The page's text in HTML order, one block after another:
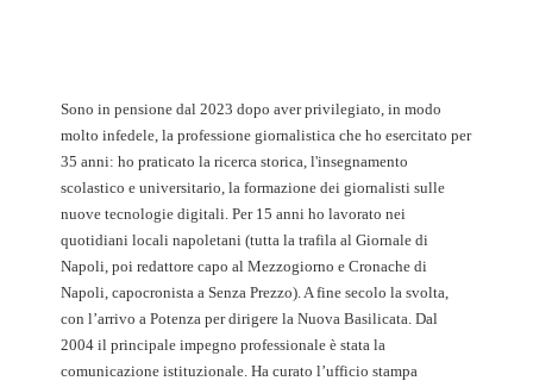
Sono in pensione dal 2023 dopo aver privilegiato, in modo
molto infedele, la professione giornalistica che ho esercitato per
35 anni: ho praticato la ricerca storica, l'insegnamento
scolastico e universitario, la formazione dei giornalisti sulle
nuove tecnologie digitali. Per 15 anni ho lavorato nei
quotidiani locali napoletani (tutta la trafila al Giornale di
Napoli, poi redattore capo al Mezzogiorno e Cronache di
Napoli, capocronista a Senza Prezzo). A fine secolo la svolta,
con l’arrivo a Potenza per dirigere la Nuova Basilicata. Dal
2004 il principale impegno professionale è stata la
comunicazione istituzionale. Ha curato l’ufficio stampa